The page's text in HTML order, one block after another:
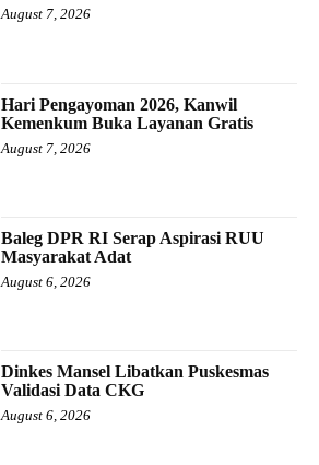
August 7, 2026
Hari Pengayoman 2026, Kanwil
Kemenkum Buka Layanan Gratis
August 7, 2026
Baleg DPR RI Serap Aspirasi RUU
Masyarakat Adat
August 6, 2026
Dinkes Mansel Libatkan Puskesmas
Validasi Data CKG
August 6, 2026